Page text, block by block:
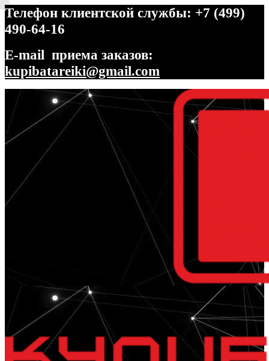
Телефон клиентской службы: +7 (499)
490-64-16
E-mail приема заказов:
kupibatareiki@gmail.com
Перейти
навигации
Перейти
содержимому